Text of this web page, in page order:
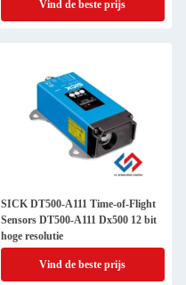
Vind de beste prijs
SICK DT500-A111 Time-of-Flight
Sensors DT500-A111 Dx500 12 bit
hoge resolutie
Vind de beste prijs